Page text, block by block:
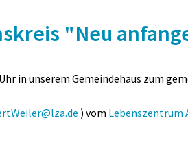
"Neu
in unserem Gemeindehaus zum
) vom Lebenszentrum